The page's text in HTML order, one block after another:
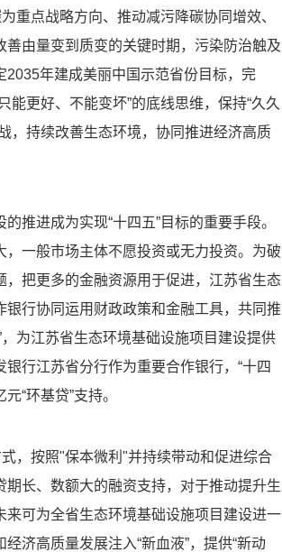
重点战略方向、推动减污降碳协同增效、
由量变到质变的关键时期，污染防治触及
年建成美丽中国示范省份目标，完
更好、不能变坏”的底线思维，保持“久久
，持续改善生态环境，协同推进经济高质
推进成为实现“十四五”目标的重要手段。
一般市场主体不愿投资或无力投资。为破
把更多的金融资源用于促进，江苏省生态
行协同运用财政政策和金融工具，共同推
为江苏省生态环境基础设施项目建设提供
行江苏省分行作为重要合作银行，“十四
“环基贷”支持。
，按照"保本微利"并持续带动和促进综合
长、数额大的融资支持，对于推动提升生
可为全省生态环境基础设施项目建设进一
济高质量发展注入“新血液”，提供“新动